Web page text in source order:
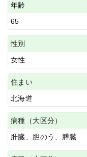
年齢
65
性別
女性
住まい
北海道
病種（大区分）
肝臓、胆のう、膵臓